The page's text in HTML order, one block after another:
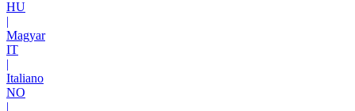
HU
|
Magyar
IT
|
Italiano
NO
|